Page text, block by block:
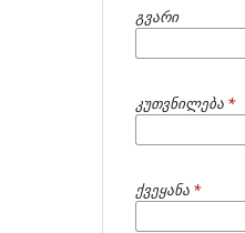
გვარი
კუთვნილება *
ქვეყანა *